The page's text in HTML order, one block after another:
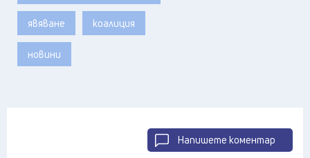
явяване коалиция
новини
Напишете коментар